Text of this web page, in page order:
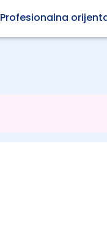
Profesionalna